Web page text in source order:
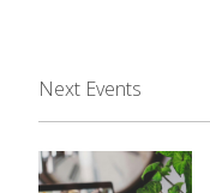
Next Events